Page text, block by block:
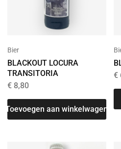
Bier
BLACKOUT LOCURA
TRANSITORIA
€ 8,80
Toevoegen aan winkelwagen
€